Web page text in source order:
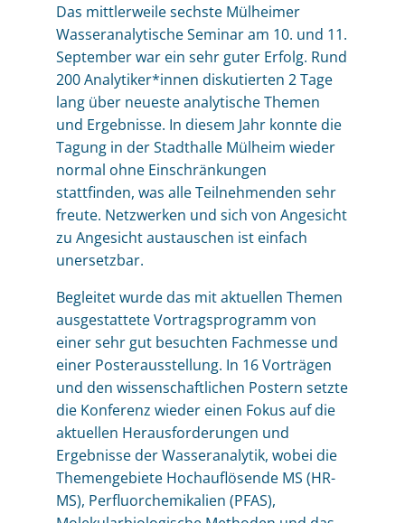
Das mittlerweile sechste Mülheimer
Wasseranalytische Seminar am 10. und 11.
September war ein sehr guter Erfolg. Rund
200 Analytiker*innen diskutierten 2 Tage
lang über neueste analytische Themen
und Ergebnisse. In diesem Jahr konnte die
Tagung in der Stadthalle Mülheim wieder
normal ohne Einschränkungen
stattfinden, was alle Teilnehmenden sehr
freute. Netzwerken und sich von Angesicht
zu Angesicht austauschen ist einfach
unersetzbar.
Begleitet wurde das mit aktuellen Themen
ausgestattete Vortragsprogramm von
einer sehr gut besuchten Fachmesse und
einer Posterausstellung. In 16 Vorträgen
und den wissenschaftlichen Postern setzte
die Konferenz wieder einen Fokus auf die
aktuellen Herausforderungen und
Ergebnisse der Wasseranalytik, wobei die
Themengebiete Hochauflösende MS (HR-
MS), Perfluorchemikalien (PFAS),